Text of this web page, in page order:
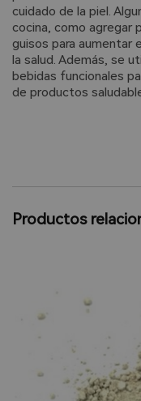
cuidado de la piel.
cocina, como agregar
guisos para aumentar
la salud. Además, se
bebidas funcionales
de productos
Productos